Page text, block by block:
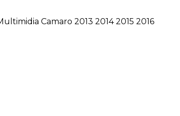
Camaro 2013 2014 2015 2016